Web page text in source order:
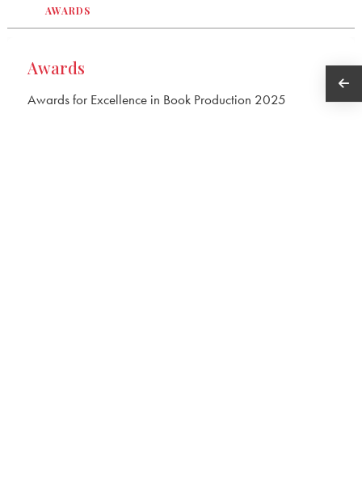
AWARDS
Awards
Awards for Excellence in Book Production 2025